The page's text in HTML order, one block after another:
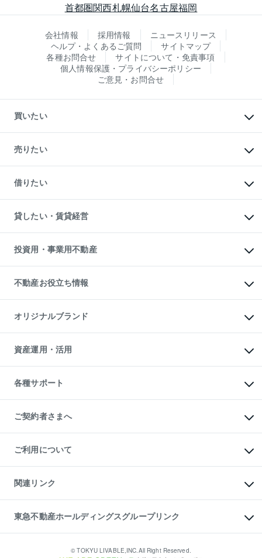
首都圏関西札幌仙台名古屋福岡
会社情報 採用情報
ニュースリリース
ヘルプ・よくあるご質問
サイトマップ
各種お問合せ
サイトについて・免責事項
個人情報保護・プライバシーポリシー
ご意見・お問合せ
買いたい
新築・分譲マンションの購入
中古マンションの購入
一戸建ての購入
中古一戸建ての購入
不動産購入の流れ
注目キーワード物件特集
購入ガイド
English 繁体中文簡体中文
売りたい
一戸建ての売却・査定
土地の売却・査定
スピードAI査定
不動産査定について
不動産売却の流れ
不動産買換えの流れ
売却ガイド
借りたい
オフィス・店舗の賃貸
借りるときの流れ
借りるガイド
貸したい・賃貸経営
マンション賃料データ
賃貸管理プラン
リロケーションについて
貸すガイド
投資用・事業用不動産
事業用不動産
マンション投資
投資用マンション
アパート経営
収益物件
ビル購入（ビル一棟）
投資用不動産の売却査定
事業用不動産の売却査定
不動産お役立ち情報
マンションライブラリー
人気マンションランキング
暮らしに役立つ不動産メディア
不動産相場・不動産価格情報
不動産コラム・ニュース
不動産用語集
不動産なんでもネット相談室
住まいの税金
オリジナルブランド
一棟リノベーションマンション
L`GENTE（ルジェンテ）
区分リノベーションマンション
投資用一棟レジデンスWELL
不動産小口投資
LEGACIA（レガシア）
資産運用・活用
不動産M&A
アセットマネジメント・出資
各種サポート
相続サポート
リフォームサポート
ご契約者さまへ
ご紹介・再契約特典
入居者様専用-各種ご案内（賃貸）
東急こすもす会「こすもすWeb」
ご利用について
金融商品取引について
東急リバブル ソーシャルメディアポリシー
ご意見・お問い合わせ（金融商品取引専用の相談・お問い合わせ窓口）
ダイレクトメール（郵送物）・Eメールなどの送付停止について
関連リンク
これからご結婚される方に東急百貨店のブライダルクラブ
人材サービスのご用命は 東急リバブルスタッフ株式会社まで
東北の逸品を贈ります 東北すぐれものセレクション
東急不動産ホールディングスグループリンク
東急コミュニティー© TOKYU LIVABLE,INC.All Right Reserved.